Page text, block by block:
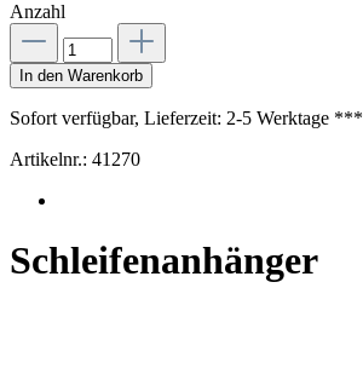
Anzahl
In den Warenkorb
Sofort verfügbar, Lieferzeit: 2-5 Werktage ***
Artikelnr.: 41270
Schleifenanhänger